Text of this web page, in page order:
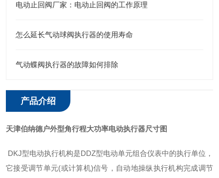
电动止回阀厂家：电动止回阀的工作原理
怎么延长气动球阀执行器的使用寿命
气动蝶阀执行器的故障如何排除
产品介绍
天津伯纳德户外型角行程大功率电动执行器尺寸图
DKJ型电动执行机构是DDZ型电动单元组合仪表中的执行单位，
它接受调节单元(或计算机)信号，自动地操纵执行机构完成调节